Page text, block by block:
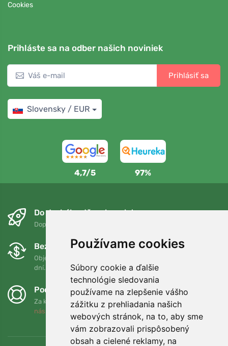
Používame cookies
Súbory cookie a ďalšie
technológie sledovania
používame na zlepšenie vášho
zážitku z prehliadania našich
webových stránok, na to, aby sme
vám zobrazovali prispôsobený
obsah a cielené reklamy, na
Cookies
Prihláste sa na odber našich noviniek
Prihlásiť sa
Slovensky / EUR
4,7/5 97%
Do druhého dňa a bezplatne
Doprava zadarmo pri objednávkach nad 75 EUR
Bezplatná výmena a vrátenie tovaru
Objednávku môžete kedykoľvek vrátiť alebo vymeniť do 90
dní.
Podporujeme Trees.org
Za každú objednávku zasadíme strom! Prečítajte si viac
nás